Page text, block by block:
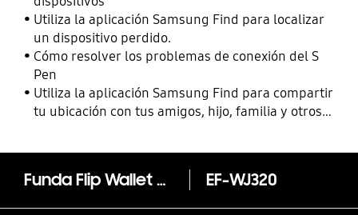
Utiliza la aplicación Samsung Find para localizar
un dispositivo perdido.
Cómo resolver los problemas de conexión del S
Pen
Utiliza la aplicación Samsung Find para compartir
tu ubicación con tus amigos, hijo, familia y otros
Funda Flip Wallet para Galaxy J3 (2016) EF-WJ320